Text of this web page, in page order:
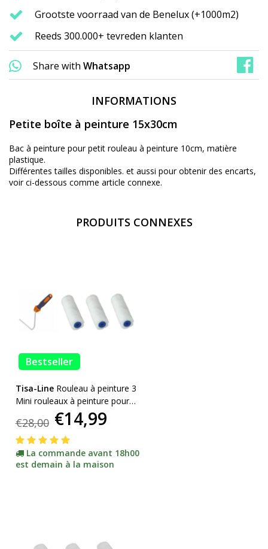
Grootste voorraad van de Benelux (+1000m2)
Reeds 300.000+ tevreden klanten
Share with Whatsapp
INFORMATIONS
Petite boîte à peinture 15x30cm
Bac à peinture pour petit rouleau à peinture 10cm, matière
plastique.
Différentes tailles disponibles. et aussi pour obtenir des encarts,
voir ci-dessous comme article connexe.
PRODUITS CONNEXES
Bestseller
Tisa-Line Rouleau à peinture 3
Mini rouleaux à peinture pour
peinture et huile, y compris
support ACTION!
€28,00 €14,99
La commande avant 18h00
est demain à la maison